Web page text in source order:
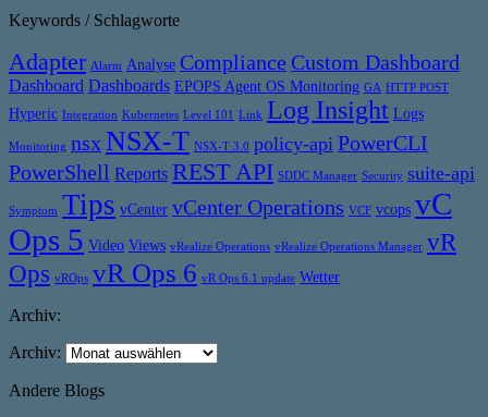
Keywords / Schlagworte
Adapter Alarm Analyse Compliance Custom Dashboard
Dashboard Dashboards EPOPS Agent OS Monitoring GA HTTP POST
Hyperic Integration Kubernetes Level 101 Link Log Insight Logs
Monitoring nsx NSX-T NSX-T 3.0 policy-api PowerCLI
PowerShell Reports REST API SDDC Manager Security suite-api
Symptom Tips vCenter vCenter Operations VCF vcops vC
Ops 5 Video Views vRealize Operations vRealize Operations Manager vR
Ops vROps vR Ops 6 vR Ops 6.1 update Wetter
Archiv:
Archiv:
Andere Blogs